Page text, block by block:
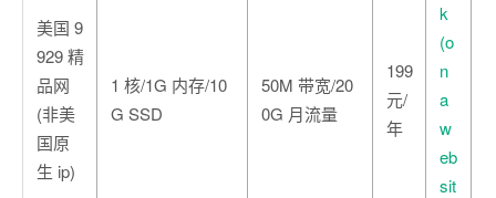
美国 9
929 精
品网
(非美
国原
生 ip)
1 核/1G 内存/10
G SSD
50M 带宽/20
0G 月流量
199
元/
年
k
(o
n
a
w
eb
sit